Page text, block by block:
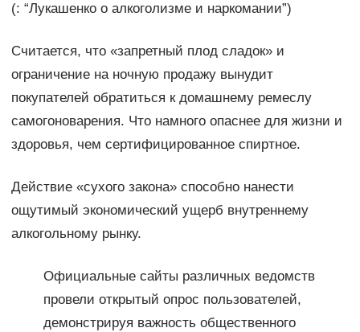
(: “Лукашенко о алкоголизме и наркомании”)
Считается, что «запретный плод сладок» и
ограничение на ночную продажу вынудит
покупателей обратиться к домашнему ремеслу
самогоноварения. Что намного опаснее для жизни и
здоровья, чем сертифицированное спиртное.
Действие «сухого закона» способно нанести
ощутимый экономический ущерб внутреннему
алкогольному рынку.
Официальные сайты различных ведомств
провели открытый опрос пользователей,
демонстрируя важность общественного